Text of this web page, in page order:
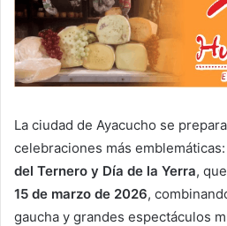
La ciudad de Ayacucho se
celebraciones más
del Ternero y Día de la Yerra,
15 de marzo de 2026,
gaucha y grandes espectáculos